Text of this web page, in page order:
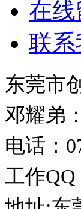
在
联系
东莞市
邓耀弟
电话：
工作QQ